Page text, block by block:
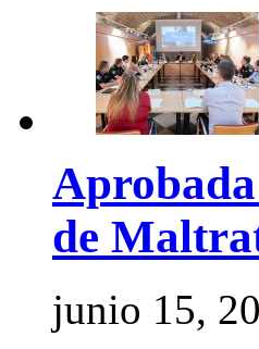
de
junio 15,